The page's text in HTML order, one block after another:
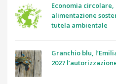
Economia circolare,
alimentazione
tutela ambientale
Granchio blu,
2027